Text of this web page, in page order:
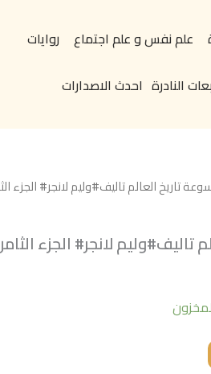
علم نفس و علم اجتماع
روايات
النادرة احدث الاصدارات
تاريخ العالم تاليف#وليم لانجر# الجزء
لانجر# الجزء